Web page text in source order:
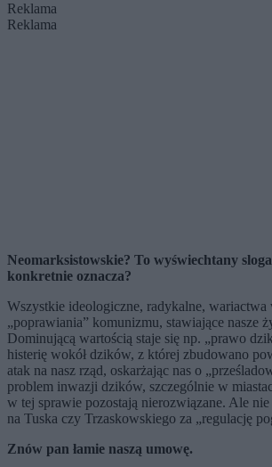
Reklama
Reklama
Neomarksistowskie? To wyświechtany
konkretnie oznacza?
Wszystkie ideologiczne, radykalne, wariactwa
„poprawiania” komunizmu, stawiające nasze
Dominującą wartością staje się np. „prawo
histerię wokół dzików, z której zbudowano
atak na nasz rząd, oskarżając nas o
problem inwazji dzików, szczególnie w
w tej sprawie pozostają nierozwiązane. Ale nie
na Tuska czy Trzaskowskiego za „regulację
Znów pan łamie naszą umowę.